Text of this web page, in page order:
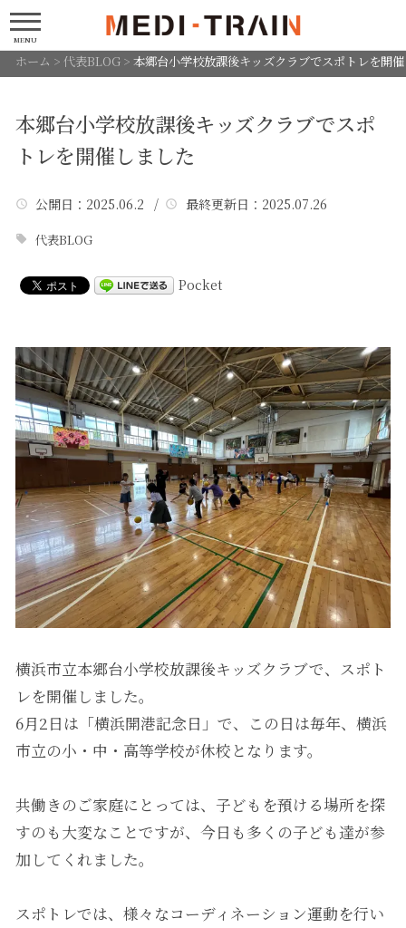
MENU
ホーム > 代表BLOG> 本郷台小学校放課後キッズクラブでスポトレを開
本郷台小学校放課後キッズクラブでスポ
トレを開催しました
公開日 ：2025.06.2 / 最終更新日 ：2025.07.26
代表BLOG
Pocket
横浜市立本郷台小学校放課後キッズクラブで、スポト
レを開催しました。
6月2日は「横浜開港記念日」で、この日は毎年、横浜
市立の小・中・高等学校が休校となります。
共働きのご家庭にとっては、子どもを預ける場所を探
すのも大変なことですが、今日も多くの子ども達が参
加してくれました。
スポトレでは、様々なコーディネーション運動を行い